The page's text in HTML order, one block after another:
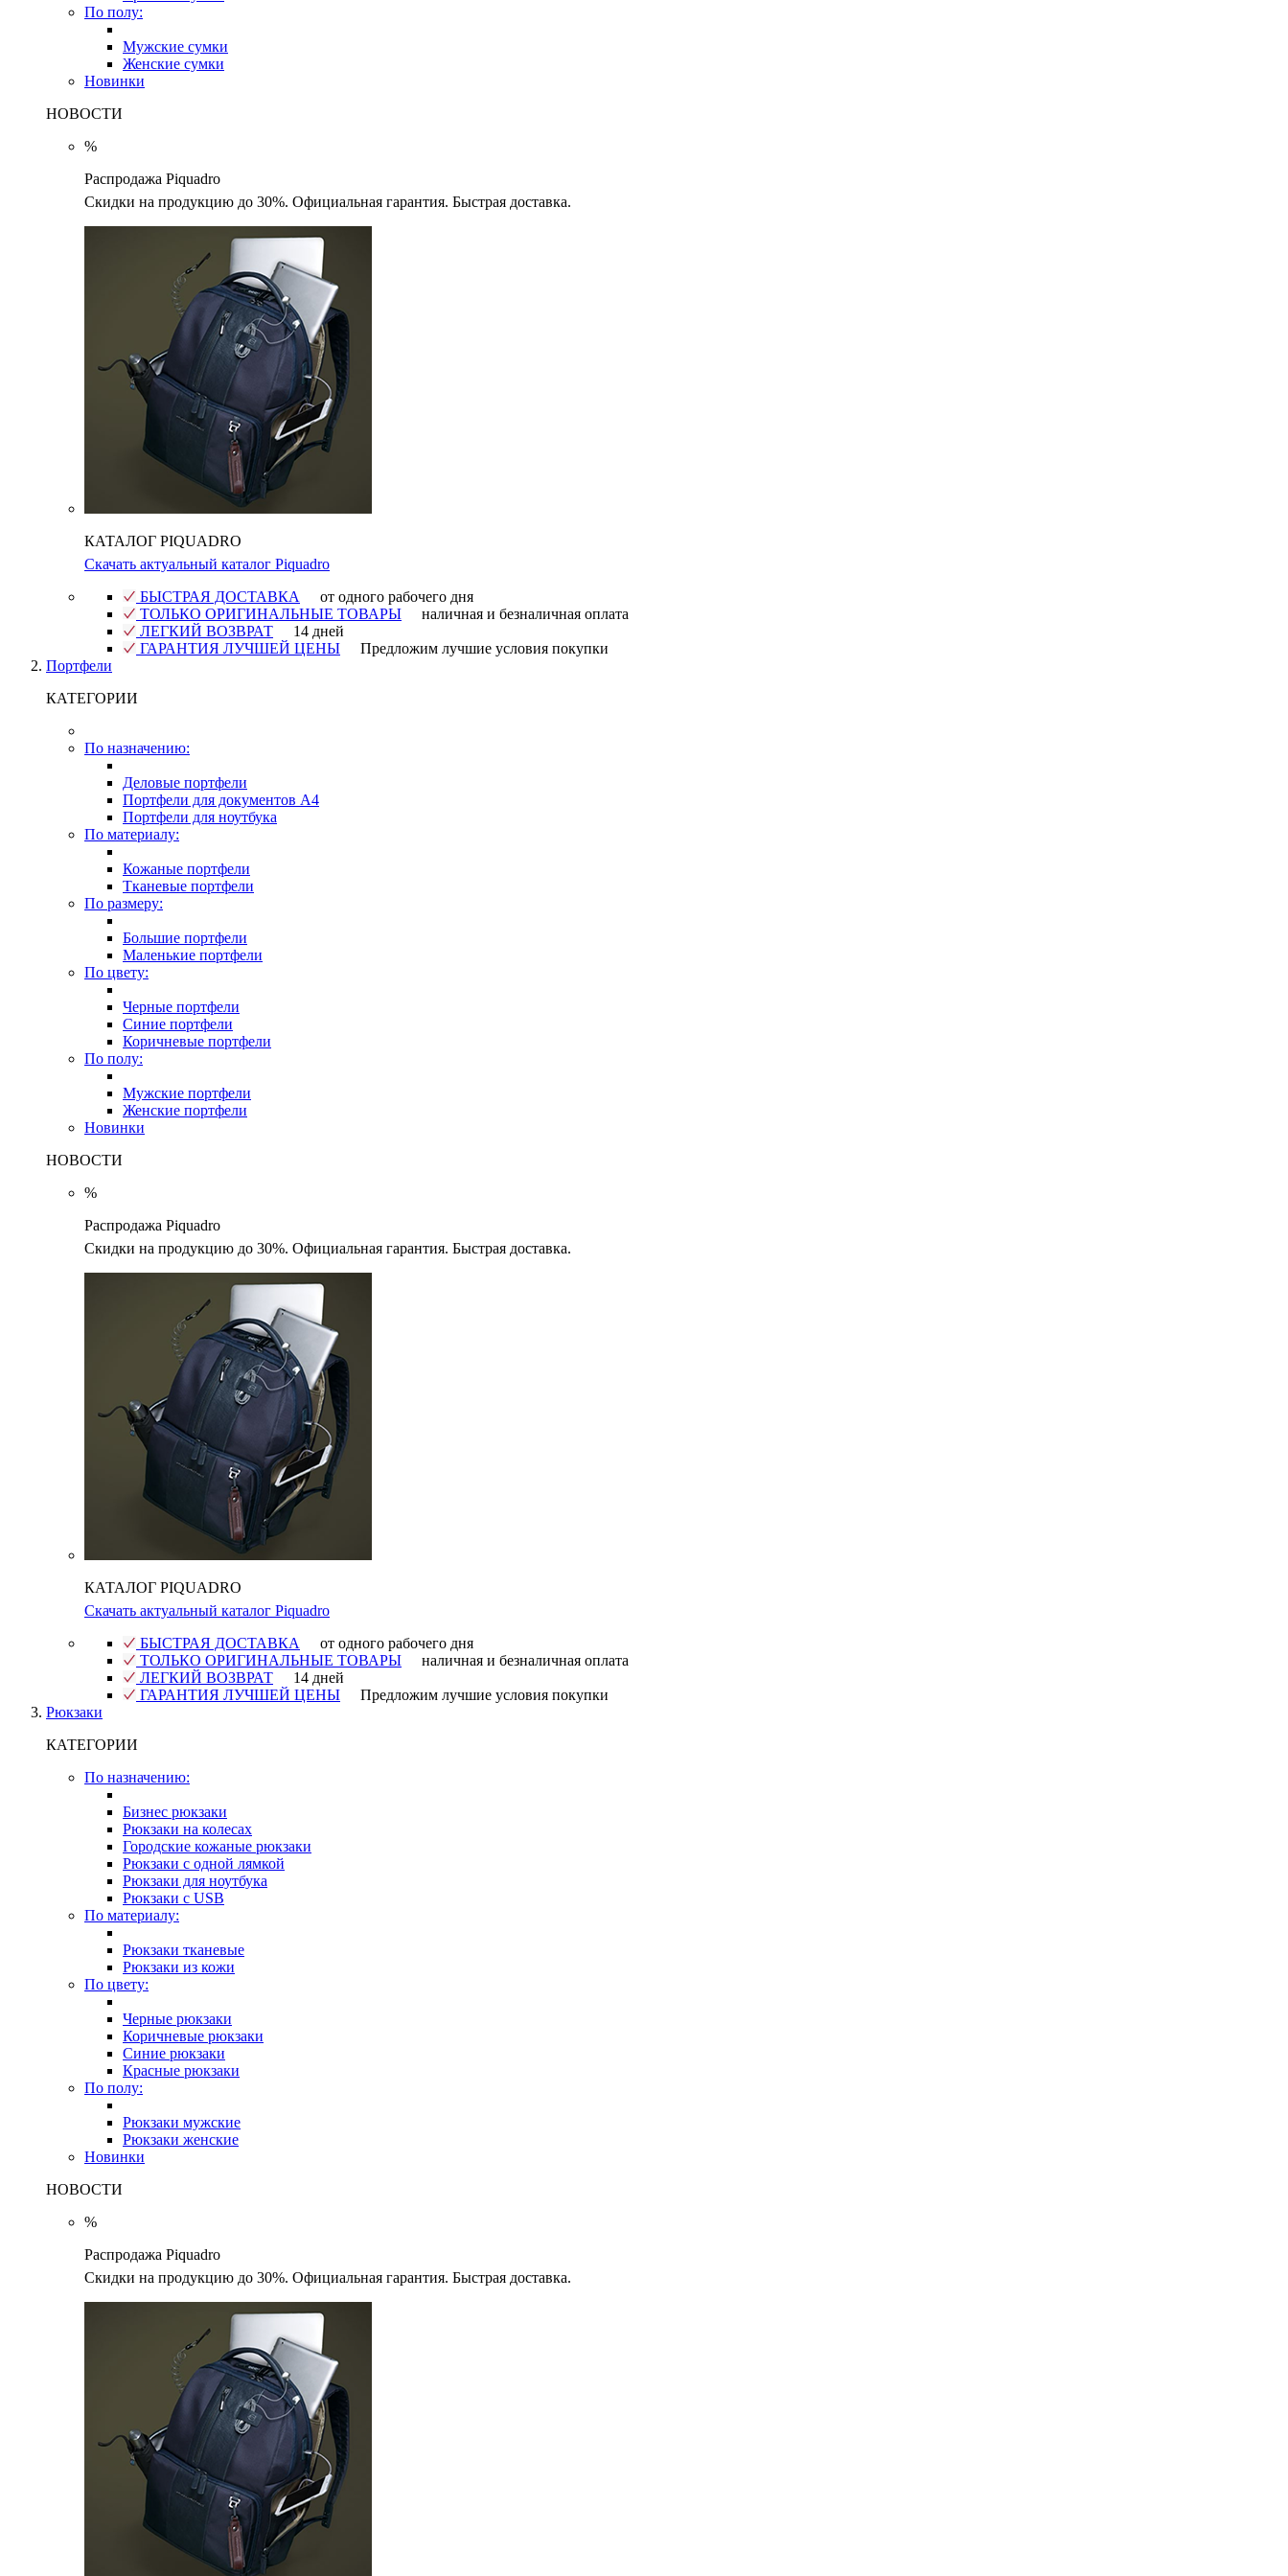
По полу:
Мужские сумки
Женские сумки
Новинки
НОВОСТИ
%
Распродажа Piquadro
Скидки на продукцию до 30%. Официальная гарантия. Быстрая доставка.
КАТАЛОГ PIQUADRO
Скачать актуальный каталог Piquadro
БЫСТРАЯ ДОСТАВКА
от одного рабочего дня
ТОЛЬКО ОРИГИНАЛЬНЫЕ ТОВАРЫ
наличная и безналичная оплата
ЛЕГКИЙ ВОЗВРАТ
14 дней
ГАРАНТИЯ ЛУЧШЕЙ ЦЕНЫ
Предложим лучшие условия покупки
Портфели
КАТЕГОРИИ
По назначению:
Деловые портфели
Портфели для документов A4
Портфели для ноутбука
По материалу:
Кожаные портфели
Тканевые портфели
По размеру:
Большие портфели
Маленькие портфели
По цвету:
Черные портфели
Синие портфели
Коричневые портфели
По полу:
Мужские портфели
Женские портфели
Новинки
НОВОСТИ
%
Распродажа Piquadro
Скидки на продукцию до 30%. Официальная гарантия. Быстрая доставка.
КАТАЛОГ PIQUADRO
Скачать актуальный каталог Piquadro
БЫСТРАЯ ДОСТАВКА
от одного рабочего дня
ТОЛЬКО ОРИГИНАЛЬНЫЕ ТОВАРЫ
наличная и безналичная оплата
ЛЕГКИЙ ВОЗВРАТ
14 дней
ГАРАНТИЯ ЛУЧШЕЙ ЦЕНЫ
Предложим лучшие условия покупки
Рюкзаки
КАТЕГОРИИ
По назначению:
Бизнес рюкзаки
Рюкзаки на колесах
Городские кожаные рюкзаки
Рюкзаки с одной лямкой
Рюкзаки для ноутбука
Рюкзаки с USB
По материалу:
Рюкзаки тканевые
Рюкзаки из кожи
По цвету:
Черные рюкзаки
Коричневые рюкзаки
Синие рюкзаки
Красные рюкзаки
По полу:
Рюкзаки мужские
Рюкзаки женские
Новинки
НОВОСТИ
%
Распродажа Piquadro
Скидки на продукцию до 30%. Официальная гарантия. Быстрая доставка.